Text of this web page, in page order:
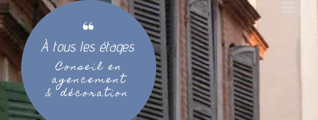
Passer
au
contenu